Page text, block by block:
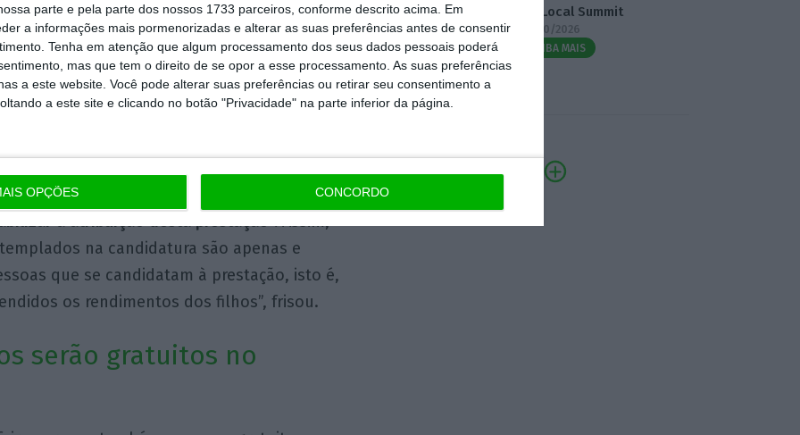
parte e pela parte dos nossos 1733 parceiros, conforme descrito acima. Em
a informações mais pormenorizadas e alterar as suas preferências antes de consentir
Tenha em atenção que algum processamento dos seus dados pessoais poderá
mas que tem o direito de se opor a esse processamento. As suas preferências
a este website. Você pode alterar suas preferências ou retirar seu consentimento a
a este site e clicando no botão "Privacidade" na parte inferior da página.
OPÇÕES CONCORDO
comuma medida, que constava do
exclui os rendimentos dos filhos dos idosos
de recursos dos requerentes.O programa
questão, mas sem grande detalhe: “Pode,
de recursos de acesso do CSI.”
dos filhos dos beneficiários ou
a atribuição desta prestação”.Assim,
na candidatura são apenas e
que se candidatam à prestação, isto é,
os rendimentos dos filhos”, frisou.
serão gratuitos no
3.º Local Summit
07/10/2026
SAIBA MAIS